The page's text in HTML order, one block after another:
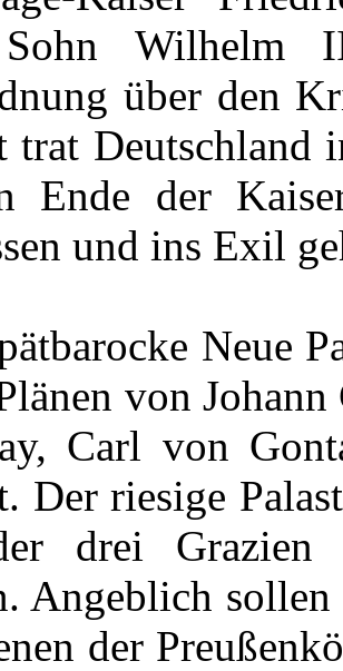
Wilhelm
über den
trat Deutschland
Ende der
und ins Exil
Neue
von
Carl von
Der riesige
drei Grazien
Angeblich sollen
der